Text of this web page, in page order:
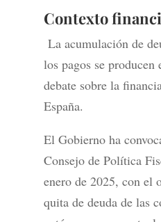
Contexto
La acumulación de
los pagos se producen
debate sobre la
España.
El Gobierno ha
Consejo de Política
enero de 2025, con el
quita de deuda de las